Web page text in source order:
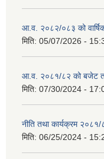
आ.व. २०८२/०८३ को
मिति: 05/07/2026 -
आ.व. २०८१/८२ को बजेट
मिति: 07/30/2024 -
नीति तथा कार्यक्रम २०८१/
मिति: 06/25/2024 -